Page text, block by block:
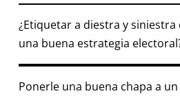
¿Etiquetar a diestra y
una buena estrategia
Ponerle una buena chapa a